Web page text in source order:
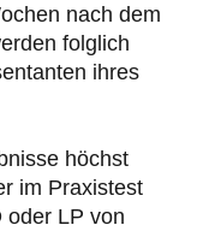
nach dem
folglich
ihres
höchst
im Praxistest
oder LP von